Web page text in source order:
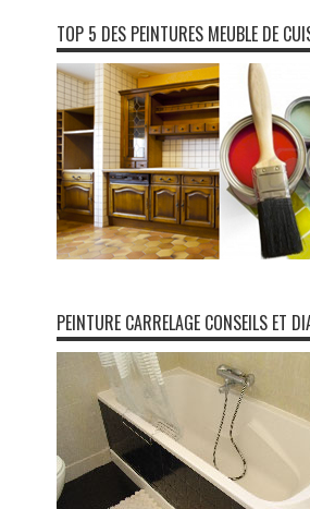
TOP 5 DES PEINTURES MEUBLE DE
PEINTURE CARRELAGE CONSEILS ET